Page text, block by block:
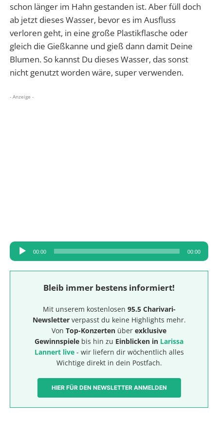
schon länger im Hahn gestanden ist. Aber füll doch
ab jetzt dieses Wasser, bevor es im Ausfluss
verloren geht, in eine große Plastikflasche oder
gleich die Gießkanne und gieß dann damit Deine
Blumen. So kannst Du dieses Wasser, das sonst
nicht genutzt worden wäre, super verwenden.
- Anzeige -
Audio-
Player
00:00 00:00
Bleib immer bestens informiert!
Mit unserem kostenlosen 95.5 Charivari-
Newsletterverpasst du keine Highlights mehr.
Von Top-Konzerten über exklusive
Gewinnspiele bis hin zu Einblicken in Larissa
Lannert live- wir liefern dir wöchentlich alles
Wichtige direkt in dein Postfach.
HIER FÜR DEN NEWSLETTER ANMELDEN